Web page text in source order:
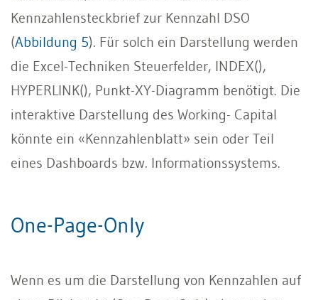
Kennzahlensteckbrief zur Kennzahl DSO
(Abbildung 5). Für solch ein Darstellung werden
die Excel-Techniken Steuerfelder, INDEX(),
HYPERLINK(), Punkt-XY-Diagramm benötigt. Die
interaktive Darstellung des Working- Capital
könnte ein «Kennzahlenblatt» sein oder Teil
eines Dashboards bzw. Informationssystems.
One-Page-Only
Wenn es um die Darstellung von Kennzahlen auf